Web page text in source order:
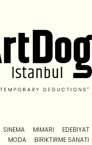
SINEMA MIMARI EDEBIYAT
MODA
BIRIKTIRME SANATI